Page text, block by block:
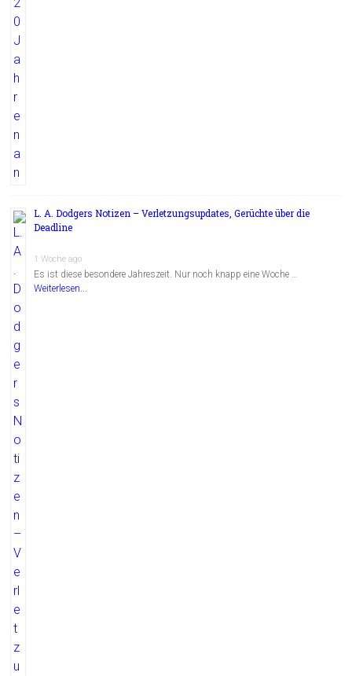
L. A. Dodgers Notizen – Verletzungsupdates, Gerüchte über die
Deadline
1 Woche ago
Es ist diese besondere Jahreszeit. Nur noch knapp eine Woche …
Weiterlesen...